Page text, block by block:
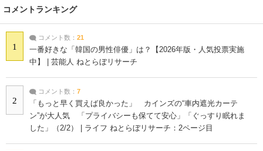
コメントランキング
1
コメント数： 21
一番好きな「韓国の男性俳優」は？【2026年版・人気投票実施
中】 | 芸能人 ねとらぼリサーチ
2
コメント数： 7
「もっと早く買えば良かった」 カインズの“車内遮光カーテ
ン”が大人気 「プライバシーも保てて安心」「ぐっすり眠れま
した」（2/2） | ライフ ねとらぼリサーチ：2ページ目